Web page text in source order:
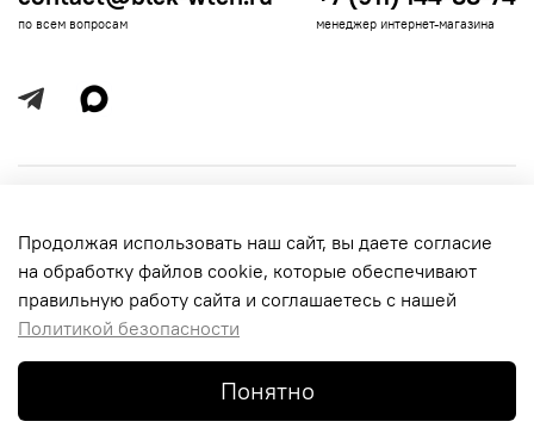
Информация для покупателей
по всем вопросам менеджер интернет-магазина
© 2016-2026 Black-Watch. Все права защищены.
Продолжая использовать наш сайт, вы даете согласие
на обработку файлов cookie, которые обеспечивают
правильную работу сайта и соглашаетесь с нашей
Политикой безопасности
Понятно
обработки